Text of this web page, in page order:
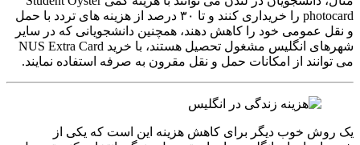
photocard را خریداری کنند و تا ۳۰ درصد از هزینه های تردد با حمل
و نقل عمومی خود را کاهش دهند، همچنین دانشجویانی که در سایر
شهرهای انگلیس مشغول تحصیل هستند، با خرید NUS Extra Card
می توانند از امکانات حمل و نقل مقرون به صرفه استفاده نمایند.
یک روش خوب دیگر برای کاهش هزینه این است که یکی از